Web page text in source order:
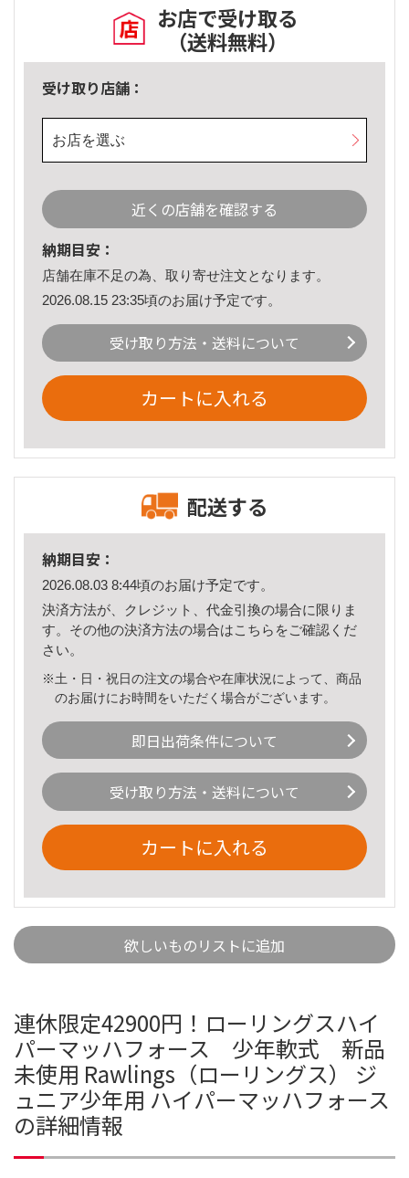
お店で受け取る
（送料無料）
受け取り店舗：
お店を選ぶ
近くの店舗を確認する
納期目安：
店舗在庫不足の為、取り寄せ注文となります。
2026.08.15 23:35頃のお届け予定です。
受け取り方法・送料について
カートに入れる
配送する
納期目安：
2026.08.03 8:44頃のお届け予定です。
決済方法が、クレジット、代金引換の場合に限りま
す。その他の決済方法の場合はこちら をご確認くだ
さい。
※土・日・祝日の注文の場合や在庫状況によって、商品
のお届けにお時間をいただく場合がございます。
即日出荷条件について
受け取り方法・送料について
カートに入れる
欲しいものリストに追加
連休限定42900円！ローリングスハイ
パーマッハフォース 少年軟式 新品
未使用 Rawlings（ローリングス） ジ
ュニア少年用 ハイパーマッハフォース
の詳細情報